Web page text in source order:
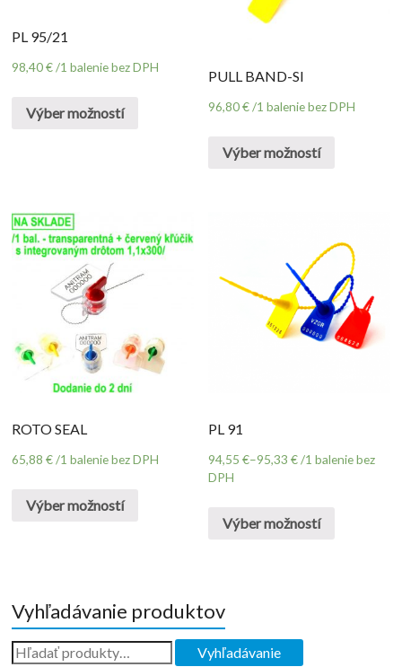
PL 95/21
98,40€ /1 balenie bez DPH
Výber možností
PULL BAND-SI
96,80€ /1 balenie bez DPH
Výber možností
ROTO SEAL
65,88€ /1 balenie bez DPH
Výber možností
PL 91
94,55€–95,33€ /1 balenie bez
DPH
Výber možností
Vyhľadávanie produktov